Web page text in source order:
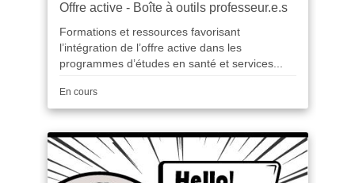
Offre active - Boîte à outils professeur.e.s
Formations et ressources favorisant
l’intégration de l’offre active dans les
programmes d’études en santé et services...
Durée
En cours